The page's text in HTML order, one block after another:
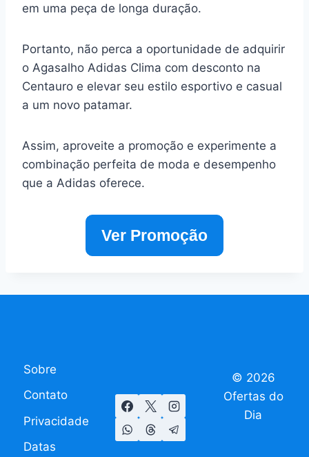
em uma peça de longa duração.
Portanto, não perca a oportunidade de adquirir
o Agasalho Adidas Clima com desconto na
Centauro e elevar seu estilo esportivo e casual
a um novo patamar.
Assim, aproveite a promoção e experimente a
combinação perfeita de moda e desempenho
que a Adidas oferece.
Ver Promoção
Sobre
Contato
Privacidade
Datas
© 2026
Ofertas do
Dia